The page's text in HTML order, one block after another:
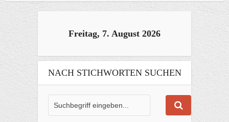
Freitag, 7. August 2026
NACH STICHWORTEN SUCHEN